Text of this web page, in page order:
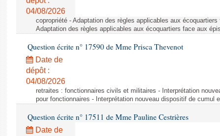
04/08/2026
copropriété - Adaptation des règles applicables aux
Adaptation des règles applicables aux écoquartiers face aux
Question écrite n° 17590 de Mme Prisca Thevenot
Date de
dépôt :
04/08/2026
retraites : fonctionnaires civils et militaires - Interprétation
pour fonctionnaires - Interprétation nouveau dispositif de cumul
Question écrite n° 17511 de Mme Pauline Cestrières
Date de